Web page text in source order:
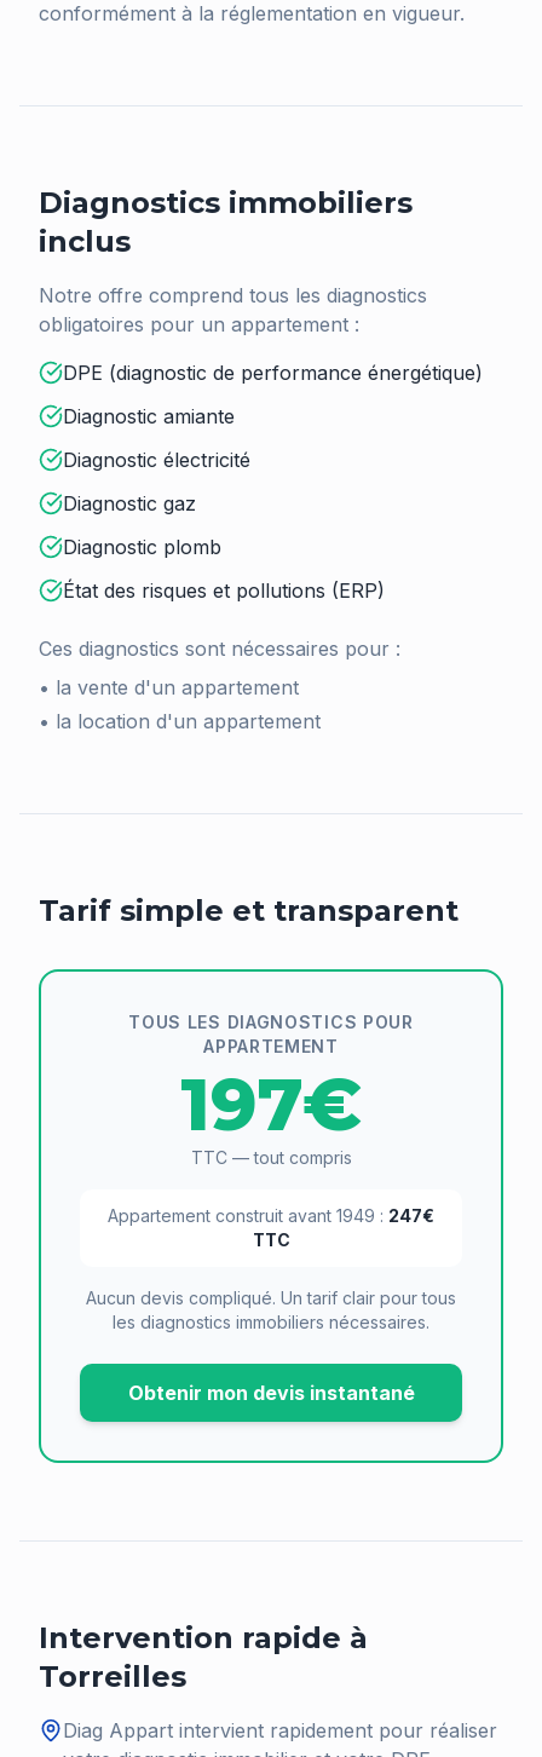
conformément à la réglementation en vigueur.
Diagnostics immobiliers
inclus
Notre offre comprend tous les diagnostics
obligatoires pour un appartement :
DPE (diagnostic de performance énergétique)
Diagnostic amiante
Diagnostic électricité
Diagnostic gaz
Diagnostic plomb
État des risques et pollutions (ERP)
Ces diagnostics sont nécessaires pour :
• la vente d'un appartement
• la location d'un appartement
Tarif simple et transparent
TOUS LES DIAGNOSTICS POUR
APPARTEMENT
197€
TTC — tout compris
Appartement construit avant 1949 : 247€
TTC
Aucun devis compliqué. Un tarif clair pour tous
les diagnostics immobiliers nécessaires.
Obtenir mon devis instantané
Intervention rapide à
Torreilles
Diag Appart intervient rapidement pour réaliser